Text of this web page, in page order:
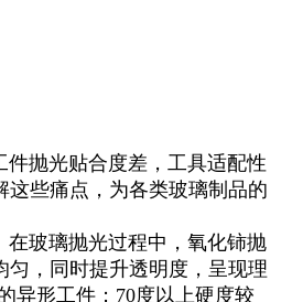
抛光贴合度差，工具适配性
些痛点，为各类玻璃制品的
在玻璃抛光过程中，氧化铈抛
，同时提升透明度，呈现理
异形工件；70度以上硬度较